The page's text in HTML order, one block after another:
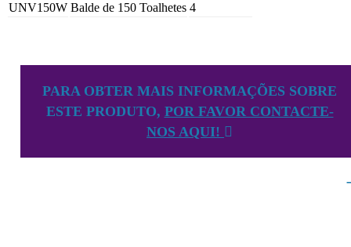
UNV150W Balde de 150 Toalhetes 4
PARA OBTER MAIS INFORMAÇÕES SOBRE
ESTE PRODUTO, POR FAVOR CONTACTE-
NOS AQUI!